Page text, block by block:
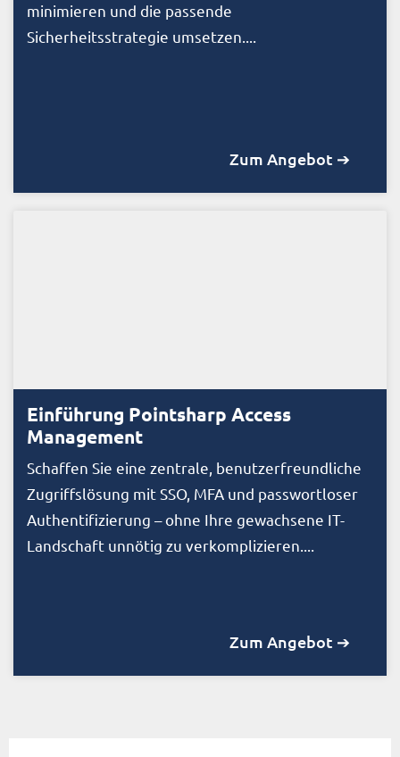
minimieren und die passende
Sicherheitsstrategie umsetzen....
Zum Angebot ➔
Einführung Pointsharp Access
Management
Schaffen Sie eine zentrale, benutzerfreundliche
Zugriffslösung mit SSO, MFA und passwortloser
Authentifizierung – ohne Ihre gewachsene IT-
Landschaft unnötig zu verkomplizieren....
Zum Angebot ➔